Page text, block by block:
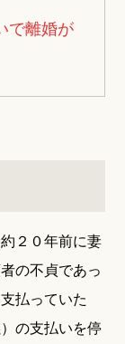
で離婚が
２０年前に妻
の不貞であっ
払っていた
の支払いを停